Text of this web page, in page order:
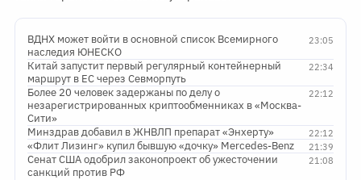
23:05
ВДНХ может войти в основной список Всемирного
наследия ЮНЕСКО
22:34
Китай запустит первый регулярный контейнерный
маршрут в ЕС через Севморпуть
22:12
Более 20 человек задержаны по делу о
незарегистрированных криптообменниках в «Москва-
Сити»
22:12
Минздрав добавил в ЖНВЛП препарат «Энхерту»
21:39
«Флит Лизинг» купил бывшую «дочку» Mercedes-Benz
21:08
Сенат США одобрил законопроект об ужесточении
санкций против РФ